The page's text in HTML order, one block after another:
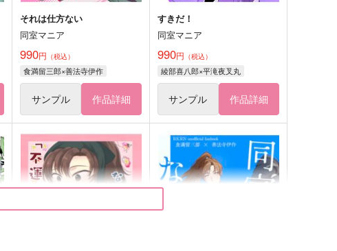
それは仕方ない
同室マニア
990円 （税込）
食満留三郎×善法寺伊作
サンプル 作品詳細
すきだ！
同室マニア
990円 （税込）
綾部喜八郎×平滝夜叉丸
サンプル 作品詳細